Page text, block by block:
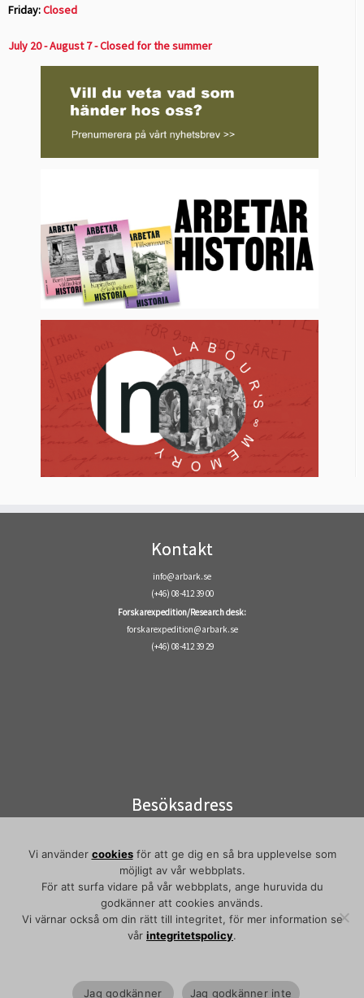
Friday:Closed
July 20 - August 7 - Closed for the summer
Kontakt
info@arbark.se
(+46) 08-412 39 00
Forskarexpedition/Research desk:
forskarexpedition@arbark.se
(+46) 08-412 39 29
Besöksadress
Elektronvägen 2
141 49 Huddinge
Pendeltåg/commuter train:
Flemingsberg
Vi använder cookiesför att ge dig en så bra upplevelse som
möjligt av vår webbplats.
För att surfa vidare på vår webbplats, ange huruvida du
godkänner att cookies används.
Vi värnar också om din rätt till integritet, för mer information se
vår integritetspolicy.
Jag godkänner Jag godkänner inte